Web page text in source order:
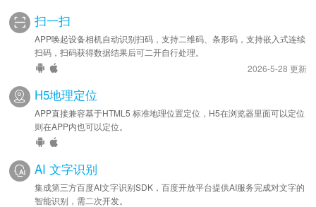
扫一扫
APP唤起设备相机自动识别扫码，支持二维码、条形码，支持嵌入式连续
扫码，扫码获得数据结果后可二开自行处理。
2026-5-28 更新
H5地理定位
APP直接兼容基于HTML5 标准地理位置定位，H5在浏览器里面可以定位
则在APP内也可以定位。
AI 文字识别
集成第三方百度AI文字识别SDK，百度开放平台提供AI服务完成对文字的
智能识别，需二次开发。